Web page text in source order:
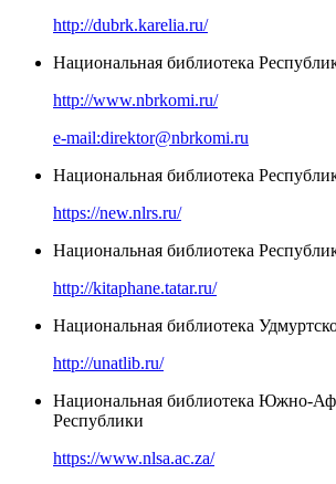
http://dubrk.karelia.ru/
Национальная библиотека
http://www.nbrkomi.ru/
e-mail:direktor@nbrkomi.ru
Национальная библиотека
https://new.nlrs.ru/
Национальная библиотека
http://kitaphane.tatar.ru/
Национальная библиотека
http://unatlib.ru/
Национальная библиотека Южно-
Республики
https://www.nlsa.ac.za/